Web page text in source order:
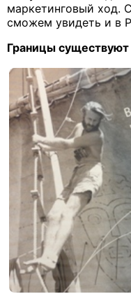
маркетинговый ход.
сможем увидеть и в
Границы